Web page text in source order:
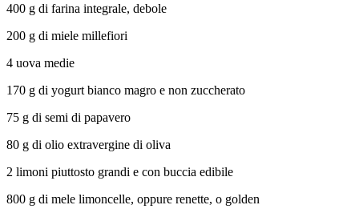
400 g di farina integrale, debole
200 g di miele millefiori
4 uova medie
170 g di yogurt bianco magro e non zuccherato
75 g di semi di papavero
80 g di olio extravergine di oliva
2 limoni piuttosto grandi e con buccia edibile
800 g di mele limoncelle, oppure renette, o golden